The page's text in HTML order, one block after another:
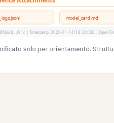
solo per orientamento.